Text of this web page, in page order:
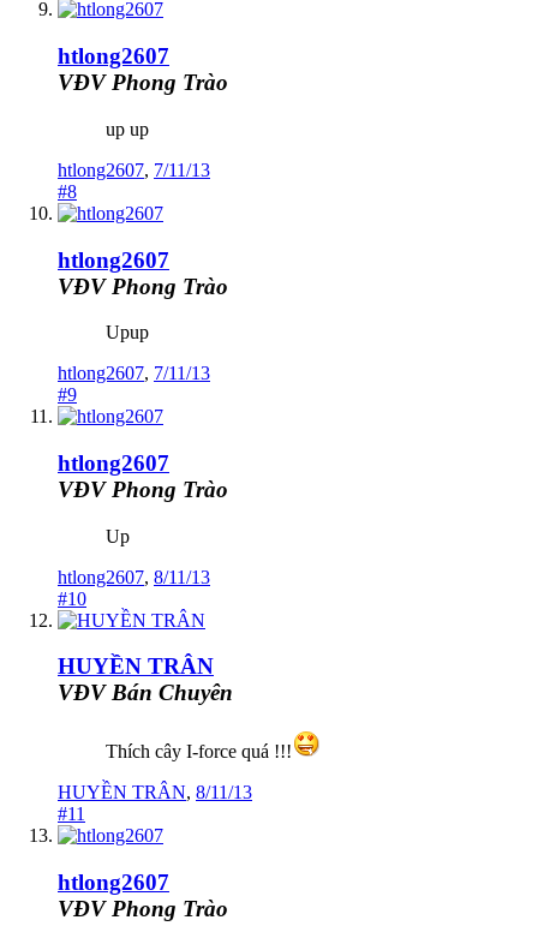
htlong2607
VĐV Phong Trào
up up
htlong2607, 7/11/13
#8
htlong2607
VĐV Phong Trào
Upup
htlong2607, 7/11/13
#9
htlong2607
VĐV Phong Trào
Up
htlong2607, 8/11/13
#10
HUYỀN TRÂN
VĐV Bán Chuyên
Thích cây I-force quá !!!
HUYỀN TRÂN, 8/11/13
#11
htlong2607
VĐV Phong Trào